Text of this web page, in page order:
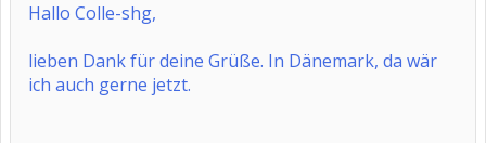
Hallo Colle-shg,
lieben Dank für deine Grüße. In Dänemark, da wär
ich auch gerne jetzt.